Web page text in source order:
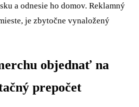
a odnesie ho domov. Reklamný
je zbytočne vynaložený
objednať na
prepočet